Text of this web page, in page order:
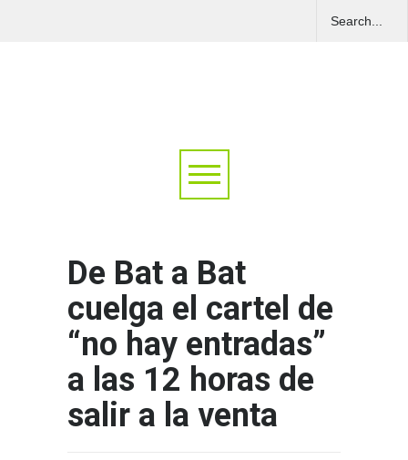
De Bat a Bat
cuelga el cartel de
“no hay entradas”
a las 12 horas de
salir a la venta